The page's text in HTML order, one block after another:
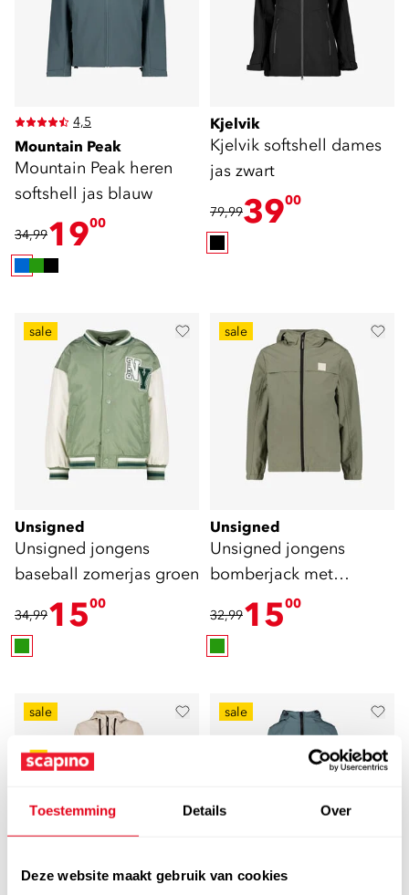
Toestemming Details Over
Deze website maakt gebruik van cookies
4,5
Mountain Peak
Mountain Peak heren
softshell jas blauw
34,991900
Kjelvik
Kjelvik softshell dames
jas zwart
79,993900
sale
Unsigned
Unsigned jongens
baseball zomerjas groen
34,991500
sale
Unsigned
Unsigned jongens
bomberjack met
capuchon groen
32,991500
sale sale